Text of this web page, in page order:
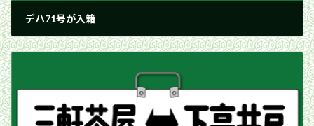
デハ71号が入籍
1943年3月26日